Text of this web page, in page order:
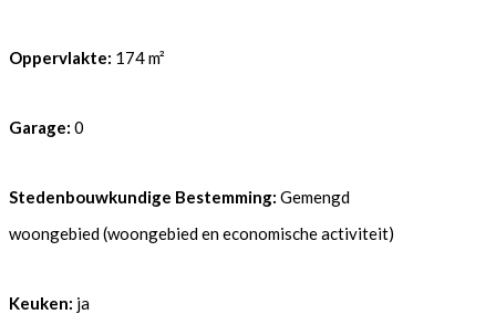
Oppervlakte: 174 m²
Garage: 0
Stedenbouwkundige Bestemming: Gemengd
woongebied (woongebied en economische activiteit)
Keuken: ja